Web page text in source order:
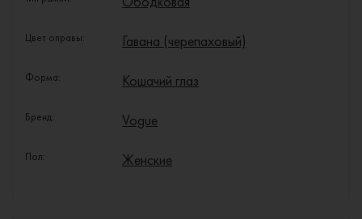
Цвет оправы: Гавана (черепаховый)
Форма: Кошачий глаз
Бренд: Vogue
Пол: Женские